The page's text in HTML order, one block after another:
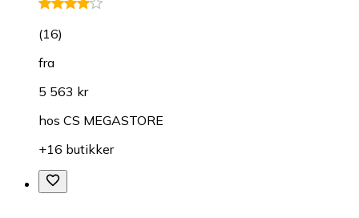
(16)
fra
5 563 kr
hos CS MEGASTORE
+16 butikker